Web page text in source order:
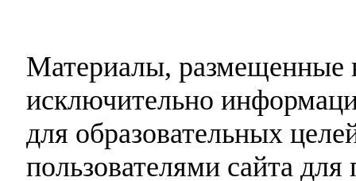
Материалы, размещенные
исключительно
для образовательных
пользователями сайта